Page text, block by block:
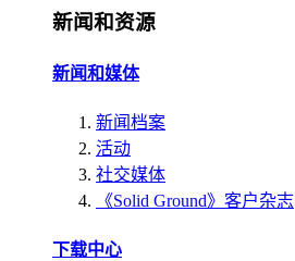
新闻和资源
新闻和媒体
新闻档案
活动
社交媒体
《Solid Ground》客户杂志
下载中心